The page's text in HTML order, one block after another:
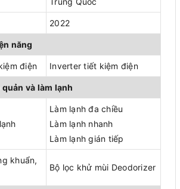
2022
năng
điện Inverter tiết kiệm điện
và làm lạnh
Làm lạnh đa chiều
Làm lạnh nhanh
Làm lạnh gián tiếp
khuẩn,
Bộ lọc khử mùi Deodorizer